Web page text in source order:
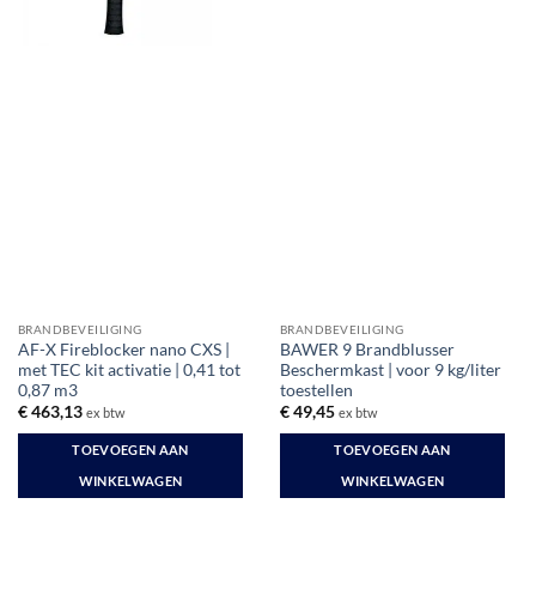
BRANDBEVEILIGING
AF-X Fireblocker nano CXS |
met TEC kit activatie | 0,41 tot
0,87 m3
€463,13 ex btw
TOEVOEGEN AAN
WINKELWAGEN
BRANDBEVEILIGING
BAWER 9 Brandblusser
Beschermkast | voor 9 kg/liter
toestellen
€49,45 ex btw
TOEVOEGEN AAN
WINKELWAGEN